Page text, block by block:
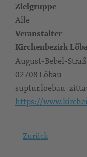
Zielgruppe
Alle
Veranstalter
Kirchenbezirk
August-Bebel-
02708 Löbau
https://
Zurück